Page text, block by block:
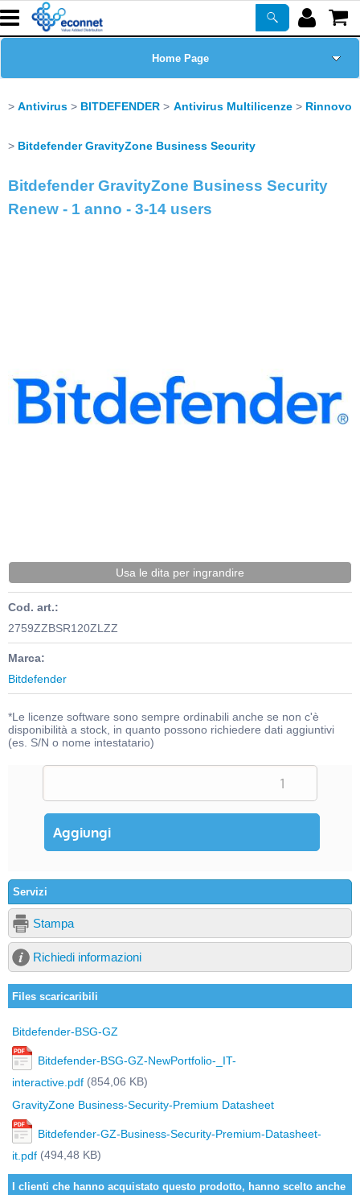
Home Page
Prodotti
Corsi
Antivirus BITDEFENDER Antivirus Multilicenze Rinnovo
Bitdefender GravityZone Business Security
Bitdefender GravityZone Business Security
Renew - 1 anno - 3-14 users
Usa le dita per ingrandire
Cod. art.:
2759ZZBSR120ZLZZ
Marca:
Bitdefender
*Le licenze software sono sempre ordinabili anche se non c'è
disponibilità a stock, in quanto possono richiedere dati aggiuntivi
(es. S/N o nome intestatario)
Servizi
Stampa
Richiedi informazioni
Files scaricaribili
Bitdefender-BSG-GZ
Bitdefender-BSG-GZ-NewPortfolio-_IT-
interactive.pdf (854,06 KB)
GravityZone Business-Security-Premium Datasheet
Bitdefender-GZ-Business-Security-Premium-Datasheet-
it.pdf (494,48 KB)
I clienti che hanno acquistato questo prodotto, hanno scelto anche